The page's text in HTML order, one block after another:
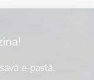
e-pastā.